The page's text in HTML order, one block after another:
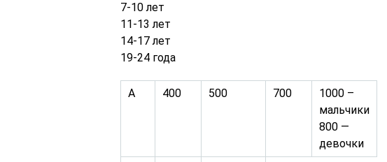
7-10 лет
11-13 лет
14-17 лет
19-24 года
А 400 500 700
1000 –
мальчики
800 —
девочки